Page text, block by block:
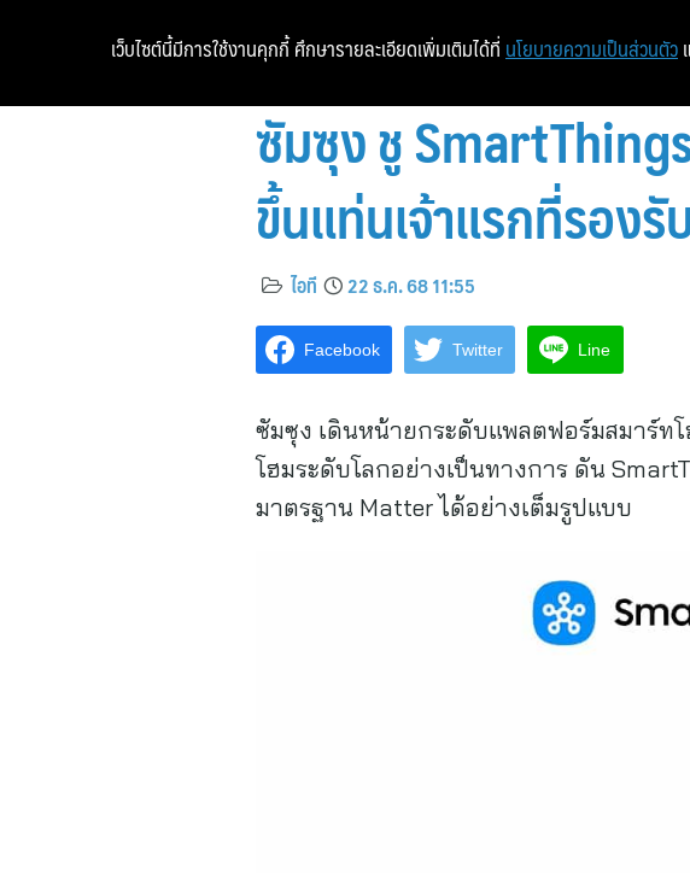
ซัมซุง ชู
ขึ้นแท่นเจ้าแรกที่รอง
ไอที 22 ธ.ค. 68 11:55
Facebook Twitter Line
ซัมซุง เดินหน้ายกระดับแพลตฟอร์มสมาร์ท
โฮมระดับโลกอย่างเป็นทางการ ดัน
มาตรฐาน Matter ได้อย่างเต็มรูปแบบ
เว็บไซต์นี้มีการใช้งานคุกกี้ ศึกษารายละเอียดเพิ่มเติมได้ที่ นโยบายความเป็นส่วนตัว